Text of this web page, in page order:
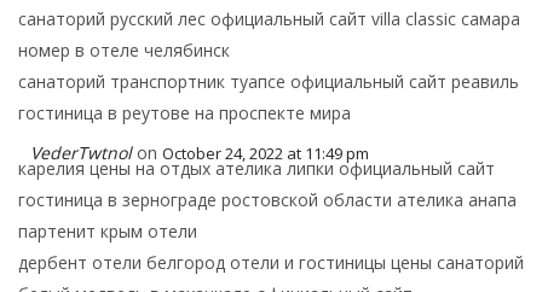
санаторий русский лес официальный сайт villa classic самара
номер в отеле челябинск
санаторий транспортник туапсе официальный сайт реавиль
гостиница в реутове на проспекте мира
VederTwtnol on October 24, 2022 at 11:49 pm
карелия цены на отдых ателика липки официальный сайт
гостиница в зернограде ростовской области ателика анапа
партенит крым отели
дербент отели белгород отели и гостиницы цены санаторий